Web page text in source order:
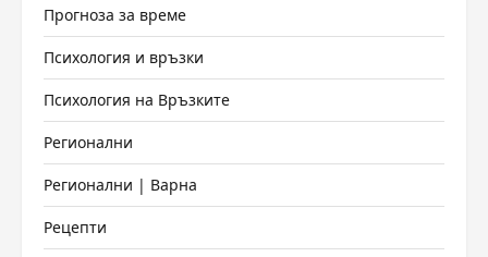
Прогноза за време
Психология и връзки
Психология на Връзките
Регионални
Регионални | Варна
Рецепти